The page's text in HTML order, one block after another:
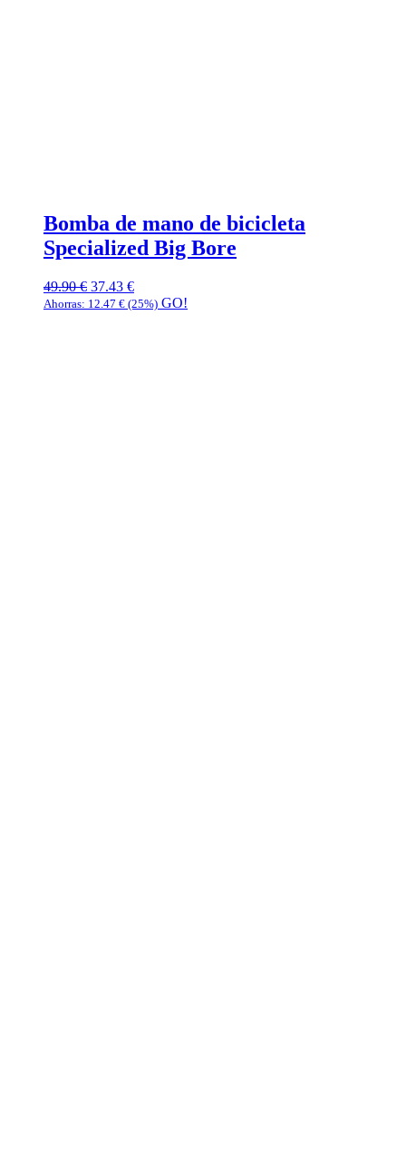
Bomba de mano de bicicleta
Specialized Big Bore
49.90€ 37.43 €
Ahorras: 12.47 € (25%) GO!